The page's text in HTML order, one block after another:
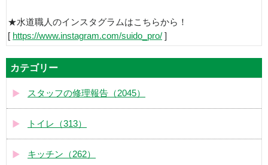
★水道職人のインスタグラムはこちらから！
[ https://www.instagram.com/suido_pro/ ]
カテゴリー
スタッフの修理報告（2045）
トイレ（313）
キッチン（262）